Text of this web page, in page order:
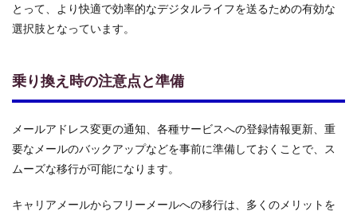
とって、より快適で効率的なデジタルライフを送るための有効な
選択肢となっています。
乗り換え時の注意点と準備
メールアドレス変更の通知、各種サービスへの登録情報更新、重
要なメールのバックアップなどを事前に準備しておくことで、ス
ムーズな移行が可能になります。
キャリアメールからフリーメールへの移行は、多くのメリットを